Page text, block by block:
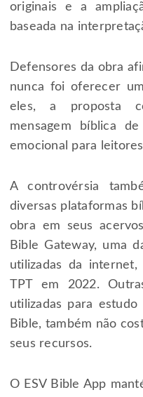
originais e a
baseada na
Defensores da obra
nunca foi oferecer
eles, a proposta
mensagem bíblica
emocional para
A controvérsia
diversas plataformas
obra em seus
Bible Gateway, uma
utilizadas da
TPT em 2022.
utilizadas para
Bible, também não
seus recursos.
O ESV Bible App